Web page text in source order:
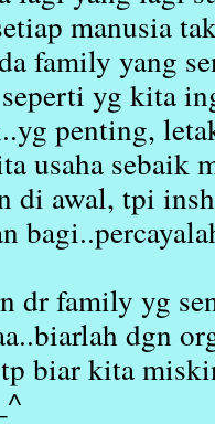
manusia
family yang
yg kita
penting,
usaha sebaik
di awal, tpi
dr family yg
dgn
biar kita